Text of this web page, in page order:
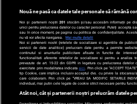
SPORT
Nouă ne pasă ca datele tale personale să rămână
Noi și partenerii noștri 201 stocăm și/sau accesăm informații pe
unici pentru prelucrarea datelor cu caracter personal. Puteți accepta
sau în orice moment, pe pagina cu politica de confidențialitate.
nu vă vor afecta navigarea.
Mai multe detalii
Noi si partenerii nostri (retelele de socializare si agentiile de
servicii de date analitice) prelucram date pentru a permite
continutul si anunturile publicitare afisate in functie de
functionalitati aferente retelelor de socializare si pentru a analiza
prevazute de art. 15-22 din GDPR in legatura cu prelucrarea
exercitate prin modalitatea indicataaici . Prin click pe “ACCEPT
tip Cookie, care implica inclusiv acceptul dvs. cu privire la stocarea/
care colaboram. Prin click pe “VREAU SA MODIFIC SETARILE
individual, mai putin cele legate de cookie strict necesare pentru
Atât noi, cât și partenerii noștri prelucrăm datele